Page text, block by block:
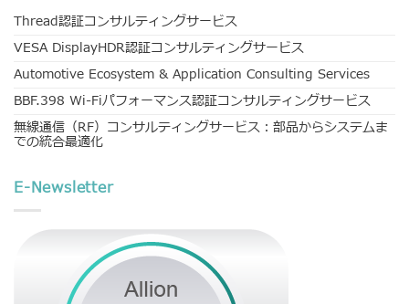
Thread認証コンサルティングサービス
VESA DisplayHDR認証コンサルティングサービス
Automotive Ecosystem & Application Consulting Services
BBF.398 Wi-Fiパフォーマンス認証コンサルティングサービス
無線通信（RF）コンサルティングサービス：部品からシステムま
での統合最適化
E-Newsletter